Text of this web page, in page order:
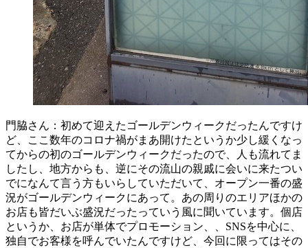
門脇さん：初めて迎えたゴールデンウィークだったんですけ
ど、ここ数年のコロナ禍がまあ開けたというか少し緩くなっ
てからの初のゴールデンウィークだったので、人も流れてま
したし、地方からも、逆にその流山の親戚に会いに来たつい
でになんて言う方もいらしていただいて、オープン一番の盛
況がゴールデンウィークにあって。あの周りのエリアほかの
お店も皆だいぶ盛況だったっていう風に聞いています。個店
というか、お店が単体でプロモーション、、SNSを中心に、
独自でお客様を呼んでいたんですけど、今回に限ってはその